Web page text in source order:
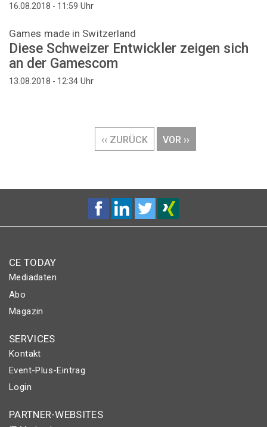
16.08.2018 - 11:59 Uhr
Games made in Switzerland
Diese Schweizer Entwickler zeigen sich
an der Gamescom
13.08.2018 - 12:34 Uhr
VORHERIGE
SEITE
‹‹ ZURÜCK
NÄCHSTE
SEITE
VOR ››
CE TODAY
Mediadaten
Abo
Magazin
SERVICES
Kontakt
Event-Plus-Eintrag
Login
PARTNER-WEBSITES